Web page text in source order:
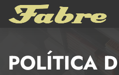
Saltar al contenido principal
POLÍTICA